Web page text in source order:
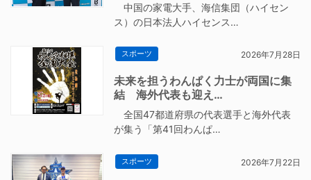
中国の家電大手、海信集団（ハイセン
ス）の日本法人ハイセンス…
スポーツ 2026年7月28日
未来を担うわんぱく力士が両国に集
結 海外代表も迎え…
全国47都道府県の代表選手と海外代表
が集う「第41回わんぱ…
スポーツ 2026年7月22日